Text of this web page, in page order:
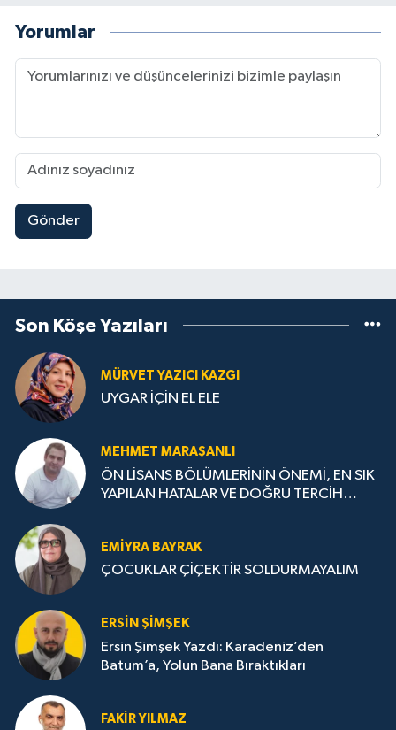
Yorumlar
Gönder
Son Köşe Yazıları
MÜRVET YAZICI KAZGI
UYGAR İÇİN EL ELE
MEHMET MARAŞANLI
ÖN LİSANS BÖLÜMLERİNİN ÖNEMİ, EN SIK
YAPILAN HATALAR VE DOĞRU TERCİH
EMIYRA BAYRAK
ÇOCUKLAR ÇİÇEKTİR SOLDURMAYALIM
ERSIN ŞIMŞEK
Ersin Şimşek Yazdı: Karadeniz’den
Batum’a, Yolun Bana Bıraktıkları
FAKIR YILMAZ